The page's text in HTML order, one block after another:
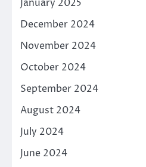
January 2025
December 2024
November 2024
October 2024
September 2024
August 2024
July 2024
June 2024